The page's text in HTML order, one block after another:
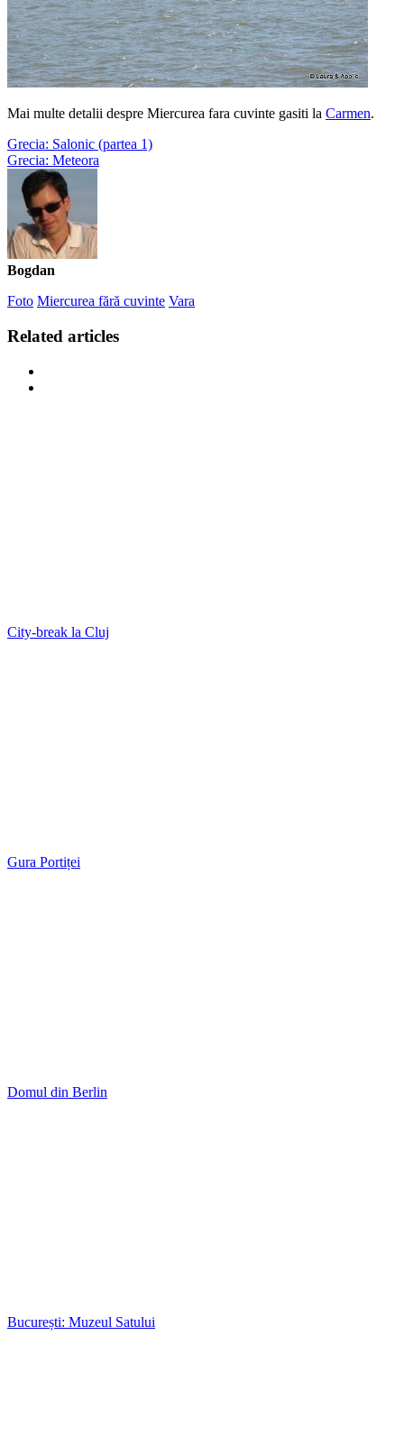
Mai multe detalii despre Miercurea fara cuvinte gasiti la Carmen.
Grecia: Salonic (partea 1)
Grecia: Meteora
Bogdan
Foto Miercurea fără cuvinte Vara
Related articles
City-break la Cluj
Gura Portiței
Domul din Berlin
București: Muzeul Satului